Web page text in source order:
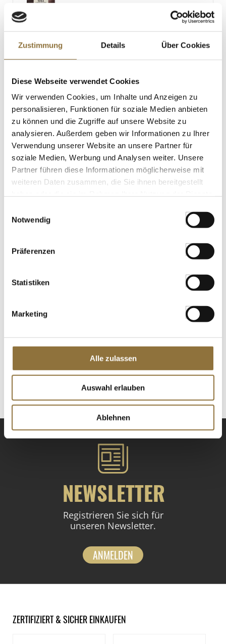
Zustimmung Details Über Cookies
Diese Webseite verwendet Cookies
Wir verwenden Cookies, um Inhalte und Anzeigen zu
personalisieren, Funktionen für soziale Medien anbieten
zu können und die Zugriffe auf unsere Website zu
analysieren. Außerdem geben wir Informationen zu Ihrer
Verwendung unserer Website an unsere Partner für
soziale Medien, Werbung und Analysen weiter. Unsere
Partner führen diese Informationen möglicherweise mit
weiteren Daten zusammen, die Sie ihnen bereitgestellt
Notwendig
Präferenzen
Statistiken
Marketing
Alle zulassen
Auswahl erlauben
Ablehnen
LEBENSMITTELKENNZEICHNUNGEN
€ 73,08
St.
LEBENSMITTELKENNZEICHNUNGEN
Sosa Lebensmittelfarbe Minzgrün,
Puder, wasserlöslich (39430), 70 g
Art.Nr.:58378
€ 356,43/ kg
NEWSLETTER
Registrieren Sie sich für
unseren Newsletter.
ANMELDEN
ZERTIFIZIERT & SICHER EINKAUFEN